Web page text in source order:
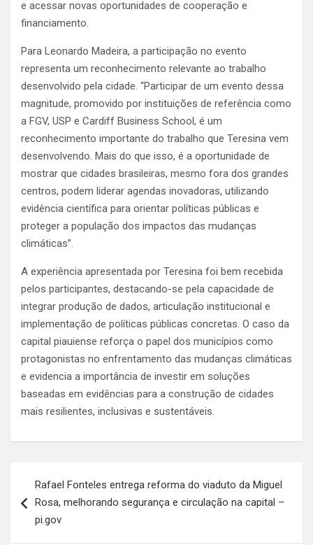
e acessar novas oportunidades de cooperação e
financiamento.
Para Leonardo Madeira, a participação no evento
representa um reconhecimento relevante ao trabalho
desenvolvido pela cidade. “Participar de um evento dessa
magnitude, promovido por instituições de referência como
a FGV, USP e Cardiff Business School, é um
reconhecimento importante do trabalho que Teresina vem
desenvolvendo. Mais do que isso, é a oportunidade de
mostrar que cidades brasileiras, mesmo fora dos grandes
centros, podem liderar agendas inovadoras, utilizando
evidência científica para orientar políticas públicas e
proteger a população dos impactos das mudanças
climáticas”.
A experiência apresentada por Teresina foi bem recebida
pelos participantes, destacando-se pela capacidade de
integrar produção de dados, articulação institucional e
implementação de políticas públicas concretas. O caso da
capital piauiense reforça o papel dos municípios como
protagonistas no enfrentamento das mudanças climáticas
e evidencia a importância de investir em soluções
baseadas em evidências para a construção de cidades
mais resilientes, inclusivas e sustentáveis.
de
Post
Rafael Fonteles entrega reforma do viaduto da Miguel
Rosa, melhorando segurança e circulação na capital –
pi.gov